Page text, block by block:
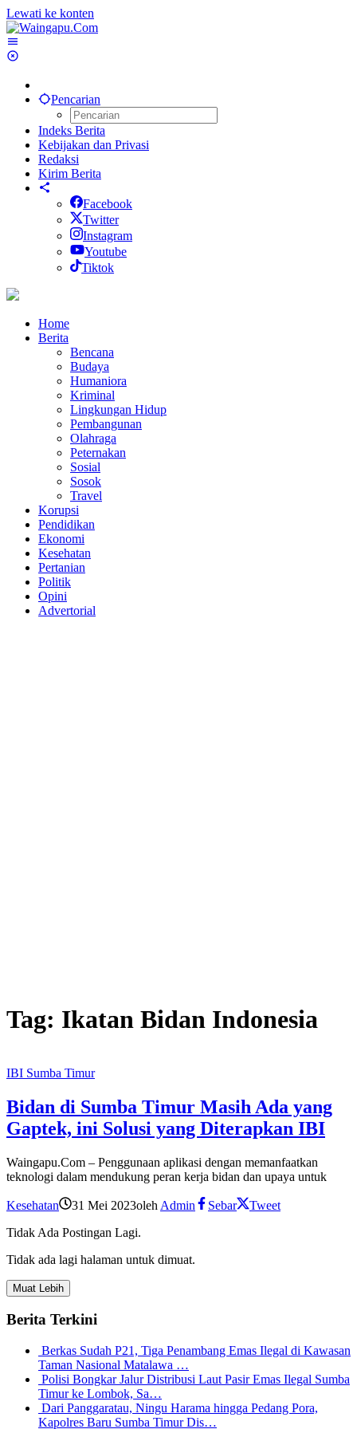
Lewati ke konten
Pencarian
Indeks Berita
Kebijakan dan Privasi
Redaksi
Kirim Berita
Facebook
Twitter
Instagram
Youtube
Tiktok
Home
Berita
Bencana
Budaya
Humaniora
Kriminal
Lingkungan Hidup
Pembangunan
Olahraga
Peternakan
Sosial
Sosok
Travel
Korupsi
Pendidikan
Ekonomi
Kesehatan
Pertanian
Politik
Opini
Advertorial
Tag: Ikatan Bidan Indonesia
IBI Sumba Timur
Bidan di Sumba Timur Masih Ada yang
Gaptek, ini Solusi yang Diterapkan IBI
Waingapu.Com – Penggunaan aplikasi dengan memanfaatkan
teknologi dalam mendukung peran kerja bidan dan upaya untuk
Kesehatan 31 Mei 2023oleh Admin Sebar
Tweet
Tidak Ada Postingan Lagi.
Tidak ada lagi halaman untuk dimuat.
Muat Lebih
Berita Terkini
Berkas Sudah P21, Tiga Penambang Emas Ilegal di Kawasan
Taman Nasional Matalawa …
Polisi Bongkar Jalur Distribusi Laut Pasir Emas Ilegal Sumba
Timur ke Lombok, Sa…
Dari Panggaratau, Ningu Harama hingga Pedang Pora,
Kapolres Baru Sumba Timur Dis…